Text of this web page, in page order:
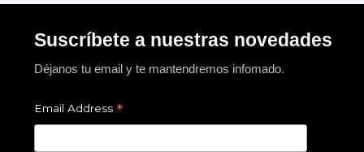
Suscríbete a nuestras novedades
Déjanos tu email y te mantendremos infomado.
Email Address *